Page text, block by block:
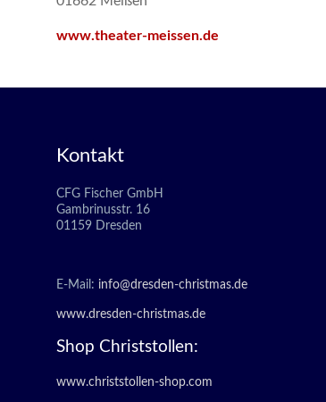
www.theater-meissen.de
Kontakt
CFG Fischer GmbH
Gambrinusstr. 16
01159 Dresden
E-Mail: info@dresden-christmas.de
www.dresden-christmas.de
Shop Christstollen:
www.christstollen-shop.com